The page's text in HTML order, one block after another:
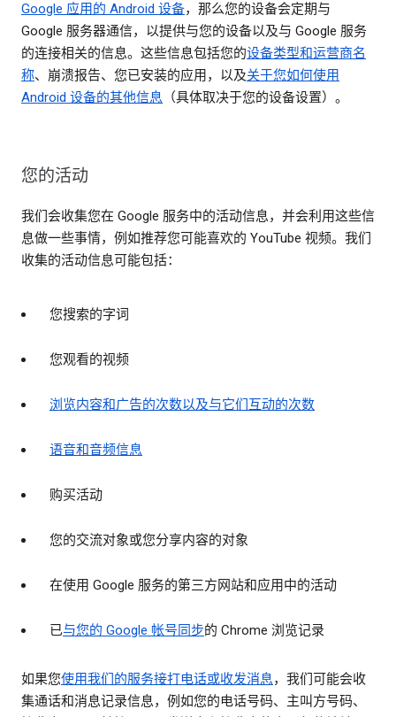
Google 应用的 Android 设备，那么您的设备会定期与
Google 服务器通信，以提供与您的设备以及与 Google 服务
的连接相关的信息。这些信息包括您的设备类型和运营商名
称、崩溃报告、您已安装的应用，以及关于您如何使用
Android 设备的其他信息 （具体取决于您的设备设置）。
您的活动
我们会收集您在 Google 服务中的活动信息，并会利用这些信
息做一些事情，例如推荐您可能喜欢的 YouTube 视频。我们
收集的活动信息可能包括：
您搜索的字词
您观看的视频
浏览内容和广告的次数以及与它们互动的次数
语音和音频信息
购买活动
您的交流对象或您分享内容的对象
在使用 Google 服务的第三方网站和应用中的活动
已与您的 Google 帐号同步的 Chrome 浏览记录
如果您使用我们的服务接打电话或收发消息，我们可能会收
集通话和消息记录信息，例如您的电话号码、主叫方号码、